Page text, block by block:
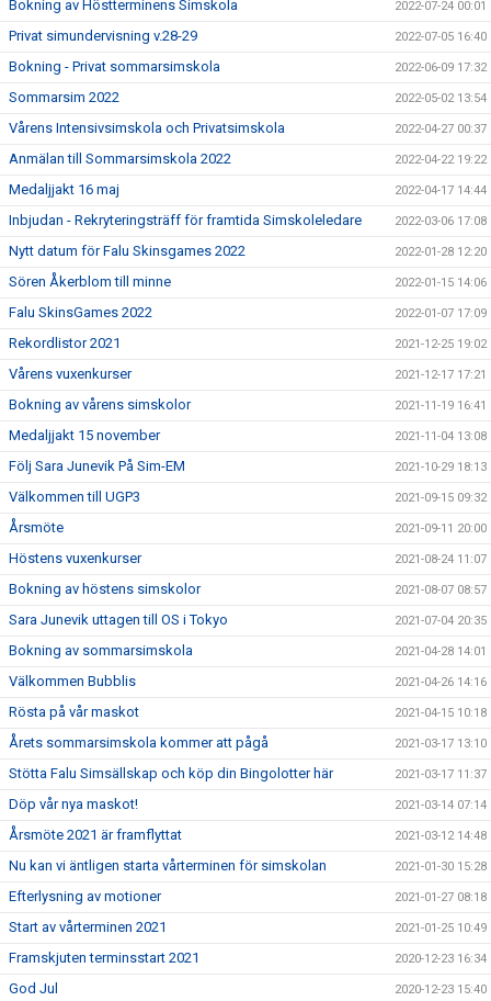
Bokning av Höstterminens Simskola 2022-07-24 00:01
Privat simundervisning v.28-29 2022-07-05 16:40
Bokning - Privat sommarsimskola 2022-06-09 17:32
Sommarsim 2022 2022-05-02 13:54
Vårens Intensivsimskola och Privatsimskola 2022-04-27 00:37
Anmälan till Sommarsimskola 2022 2022-04-22 19:22
Medaljjakt 16 maj 2022-04-17 14:44
Inbjudan - Rekryteringsträff för framtida Simskoleledare 2022-03-06 17:08
Nytt datum för Falu Skinsgames 2022 2022-01-28 12:20
Sören Åkerblom till minne 2022-01-15 14:06
Falu SkinsGames 2022 2022-01-07 17:09
Rekordlistor 2021 2021-12-25 19:02
Vårens vuxenkurser 2021-12-17 17:21
Bokning av vårens simskolor 2021-11-19 16:41
Medaljjakt 15 november 2021-11-04 13:08
Följ Sara Junevik På Sim-EM 2021-10-29 18:13
Välkommen till UGP3 2021-09-15 09:32
Årsmöte 2021-09-11 20:00
Höstens vuxenkurser 2021-08-24 11:07
Bokning av höstens simskolor 2021-08-07 08:57
Sara Junevik uttagen till OS i Tokyo 2021-07-04 20:35
Bokning av sommarsimskola 2021-04-28 14:01
Välkommen Bubblis 2021-04-26 14:16
Rösta på vår maskot 2021-04-15 10:18
Årets sommarsimskola kommer att pågå 2021-03-17 13:10
Stötta Falu Simsällskap och köp din Bingolotter här 2021-03-17 11:37
Döp vår nya maskot! 2021-03-14 07:14
Årsmöte 2021 är framflyttat 2021-03-12 14:48
Nu kan vi äntligen starta vårterminen för simskolan 2021-01-30 15:28
Efterlysning av motioner 2021-01-27 08:18
Start av vårterminen 2021 2021-01-25 10:49
Framskjuten terminsstart 2021 2020-12-23 16:34
God Jul 2020-12-23 15:40